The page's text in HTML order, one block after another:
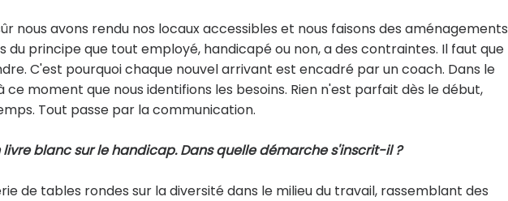
nous avons rendu nos locaux accessibles et nous faisons des aménagements
du principe que tout employé, handicapé ou non, a des contraintes. Il faut que
C'est pourquoi chaque nouvel arrivant est encadré par un coach. Dans le
moment que nous identifions les besoins. Rien n'est parfait dès le début,
Tout passe par la communication.
livre blanc sur le handicap. Dans quelle démarche s'inscrit-il ?
de tables rondes sur la diversité dans le milieu du travail, rassemblant des